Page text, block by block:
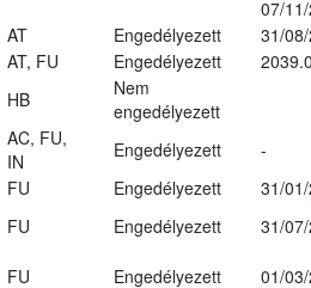
07/
AT Engedélyezett
31/
AT, FU Engedélyezett
HB
Nem
engedélyezett
AC, FU,
IN
Engedélyezett
-
FU Engedélyezett
31/
FU Engedélyezett
31/
FU Engedélyezett 01/